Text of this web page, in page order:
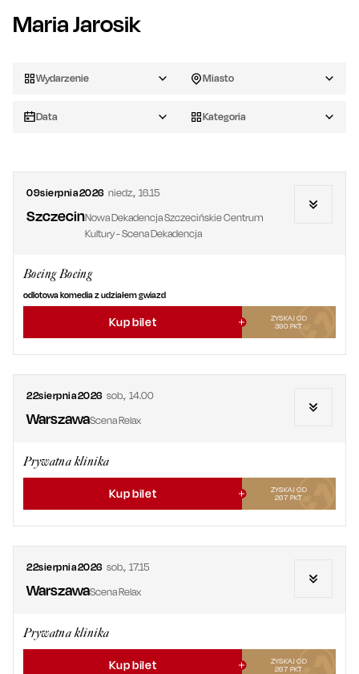
Maria Jarosik
Wydarzenie Miasto
Data Kategoria
09sierpnia2026 niedz., 16.15
SzczecinNowa Dekadencja Szczecińskie Centrum
Kultury - Scena Dekadencja
Boeing Boeing
odlotowa komedia z udziałem gwiazd
Kup bilet
ZYSKAJ OD
390 PKT
22sierpnia2026 sob., 14.00
WarszawaScena Relax
Prywatna klinika
Kup bilet
ZYSKAJ OD
267 PKT
22sierpnia2026 sob., 17.15
WarszawaScena Relax
Prywatna klinika
Kup bilet
ZYSKAJ OD
267 PKT